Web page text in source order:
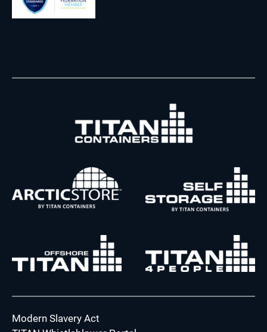
Modern Slavery Act